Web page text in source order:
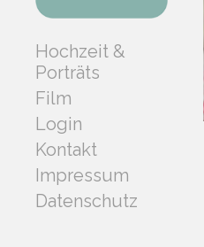
Hochzeit &
Porträts
Film
Login
Kontakt
Impressum
Datenschutz